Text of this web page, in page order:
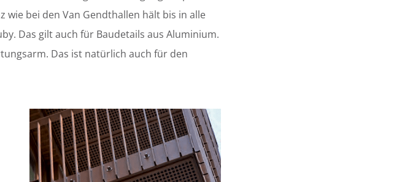
wie bei den Van Gendthallen hält bis in alle
Das gilt auch für Baudetails aus Aluminium.
Das ist natürlich auch für den